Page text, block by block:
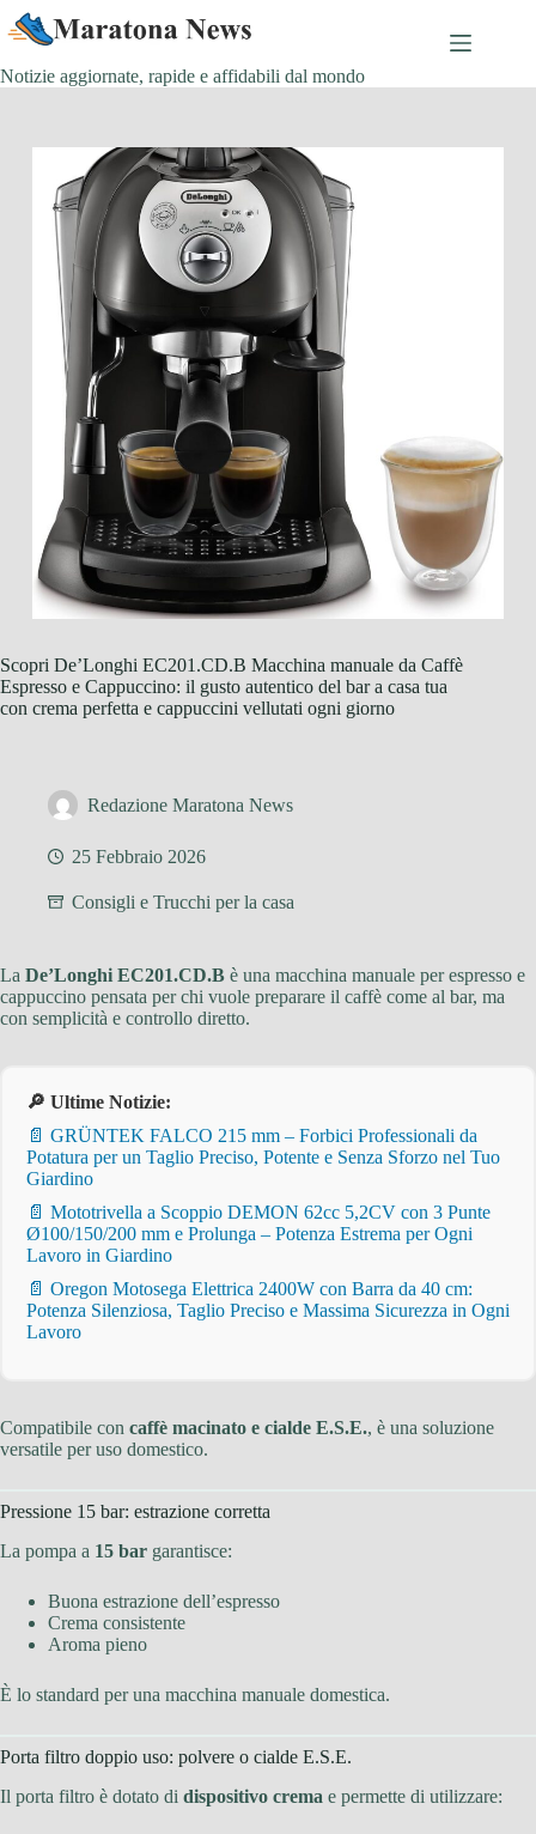
Salta
al
contenuto
Notizie aggiornate, rapide e affidabili dal mondo
Scopri De’Longhi EC201.CD.B Macchina manuale da Caffè
Espresso e Cappuccino: il gusto autentico del bar a casa tua
con crema perfetta e cappuccini vellutati ogni giorno
Redazione Maratona News
25 Febbraio 2026
Consigli e Trucchi per la casa
La De’Longhi EC201.CD.B è una macchina manuale per espresso e
cappuccino pensata per chi vuole preparare il caffè come al bar, ma
con semplicità e controllo diretto.
🔎 Ultime Notizie:
📄 GRÜNTEK FALCO 215 mm – Forbici Professionali da
Potatura per un Taglio Preciso, Potente e Senza Sforzo nel Tuo
Giardino
📄 Mototrivella a Scoppio DEMON 62cc 5,2CV con 3 Punte
Ø100/150/200 mm e Prolunga – Potenza Estrema per Ogni
Lavoro in Giardino
📄 Oregon Motosega Elettrica 2400W con Barra da 40 cm:
Potenza Silenziosa, Taglio Preciso e Massima Sicurezza in Ogni
Lavoro
Compatibile con caffè macinato e cialde E.S.E., è una soluzione
versatile per uso domestico.
Pressione 15 bar: estrazione corretta
La pompa a 15 bar garantisce:
Buona estrazione dell’espresso
Crema consistente
Aroma pieno
È lo standard per una macchina manuale domestica.
Porta filtro doppio uso: polvere o cialde E.S.E.
Il porta filtro è dotato di dispositivo crema e permette di utilizzare: